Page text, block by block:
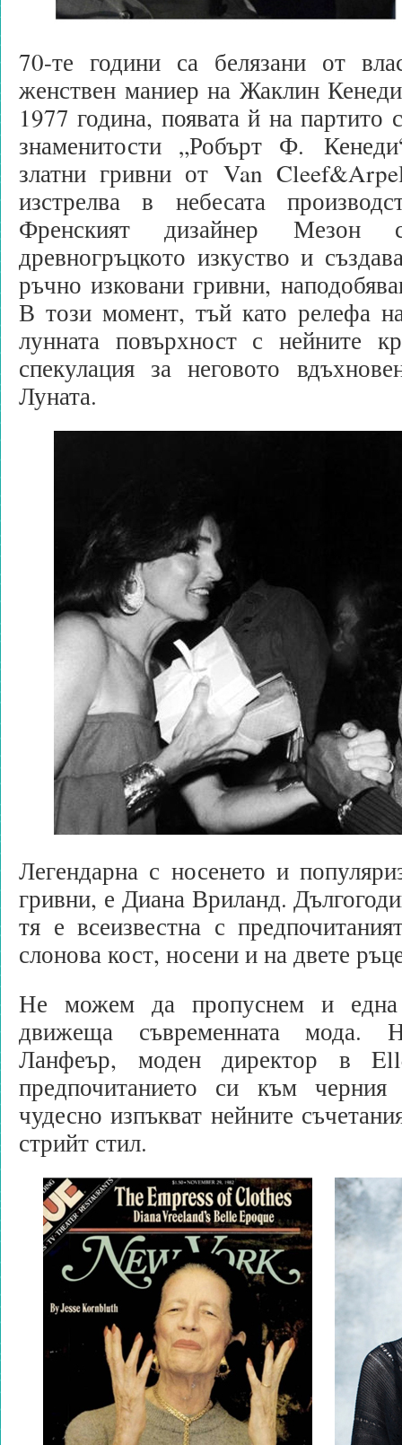
70-те години са белязани от
женствен маниер на Жаклин
1977 година, появата й на партито
знаменитости „Робърт Ф.
златни гривни от Van
изстрелва в небесата
Френският дизайнер Мезон
древногръцкото изкуство и
ръчно изковани гривни,
В този момент, тъй като релефа
лунната повърхност с нейните
спекулация за неговото
Луната.
Легендарна с носенето и
гривни, е Диана Вриланд.
тя е всеизвестна с
слонова кост, носени и на двете
Не можем да пропуснем и една
движеща съвременната мода.
Ланфеър, моден директор в
предпочитанието си към
чудесно изпъкват нейните
стрийт стил.